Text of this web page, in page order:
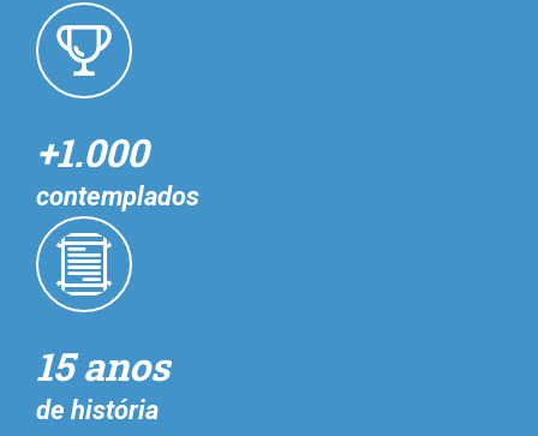
+1.000
contemplados
15 anos
de história